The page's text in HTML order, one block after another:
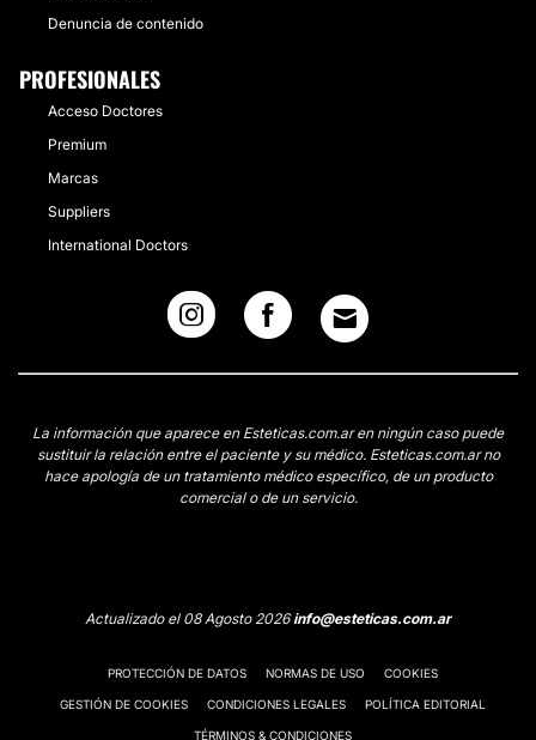
Denuncia de contenido
PROFESIONALES
Acceso Doctores
Premium
Marcas
Suppliers
International Doctors
La información que aparece en Esteticas.com.ar en ningún caso puede
sustituir la relación entre el paciente y su médico. Esteticas.com.ar no
hace apología de un tratamiento médico específico, de un producto
comercial o de un servicio.
Actualizado el 08 Agosto 2026info@esteticas.com.ar
PROTECCIÓN DE DATOS NORMAS DE USO COOKIES
GESTIÓN DE COOKIES CONDICIONES LEGALES POLÍTICA EDITORIAL
TÉRMINOS & CONDICIONES